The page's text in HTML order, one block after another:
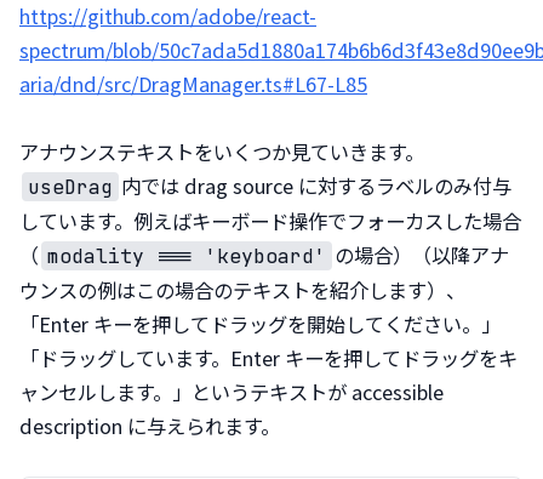
https://github.com/adobe/react-
spectrum/blob/
aria/dnd/src/DragManager.ts#L67-L85
useDrag 内では drag source に対するラベルのみ付与
しています。例えばキーボード操作でフォーカスした場合
（ modality === 'keyboard' の場合）（以降アナ
ウンスの例はこの場合のテキストを紹介します）、
「Enter キーを押してドラッグを開始してください。」
「ドラッグしています。Enter キーを押してドラッグをキ
ャンセルします。」というテキストが accessible
description に与えられます。